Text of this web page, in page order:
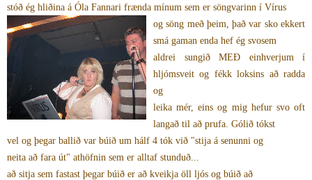
stóð ég hliðina á Óla Fannari frænda mínum sem er söngvarinn í Vírus
og söng með þeim, það var sko ekkert
smá gaman enda hef ég svosem
aldrei sungið MEÐ einhverjum í
hljómsveit og fékk loksins að radda
og
leika mér, eins og mig hefur svo oft
langað til að prufa. Gólið tókst
vel og þegar ballið var búið um hálf 4 tók við "stija á senunni og
neita að fara út" athöfnin sem er alltaf stunduð...
að sitja sem fastast þegar búið er að kveikja öll ljós og búið að